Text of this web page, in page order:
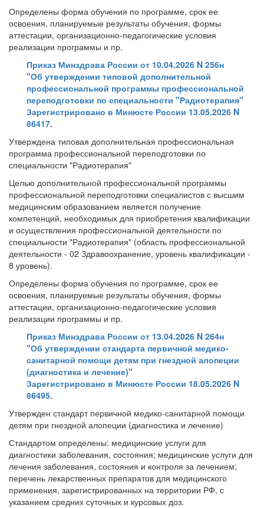
Определены форма обучения по программе, срок ее
освоения, планируемые результаты обучения, формы
аттестации, организационно-педагогические условия
реализации программы и пр.
Приказ Минздрава России от 10.04.2026 N 256н
"Об утверждении типовой дополнительной
профессиональной программы профессиональной
переподготовки по специальности "Радиотерапия"
Зарегистрировано в Минюсте России 13.05.2026 N
86417.
Утверждена типовая дополнительная профессиональная
программа профессиональной переподготовки по
специальности "Радиотерапия"
Целью дополнительной профессиональной программы
профессиональной переподготовки специалистов с высшим
медицинским образованием является получение
компетенций, необходимых для приобретения квалификации
и осуществления профессиональной деятельности по
специальности "Радиотерапия" (область профессиональной
деятельности - 02 Здравоохранение, уровень квалификации -
8 уровень).
Определены форма обучения по программе, срок ее
освоения, планируемые результаты обучения, формы
аттестации, организационно-педагогические условия
реализации программы и пр.
Приказ Минздрава России от 13.04.2026 N 264н
"Об утверждении стандарта первичной медико-
санитарной помощи детям при гнездной алопеции
(диагностика и лечение)"
Зарегистрировано в Минюсте России 18.05.2026 N
86495.
Утвержден стандарт первичной медико-санитарной помощи
детям при гнездной алопеции (диагностика и лечение)
Стандартом определены: медицинские услуги для
диагностики заболевания, состояния; медицинские услуги для
лечения заболевания, состояния и контроля за лечением;
перечень лекарственных препаратов для медицинского
применения, зарегистрированных на территории РФ, с
указанием средних суточных и курсовых доз.